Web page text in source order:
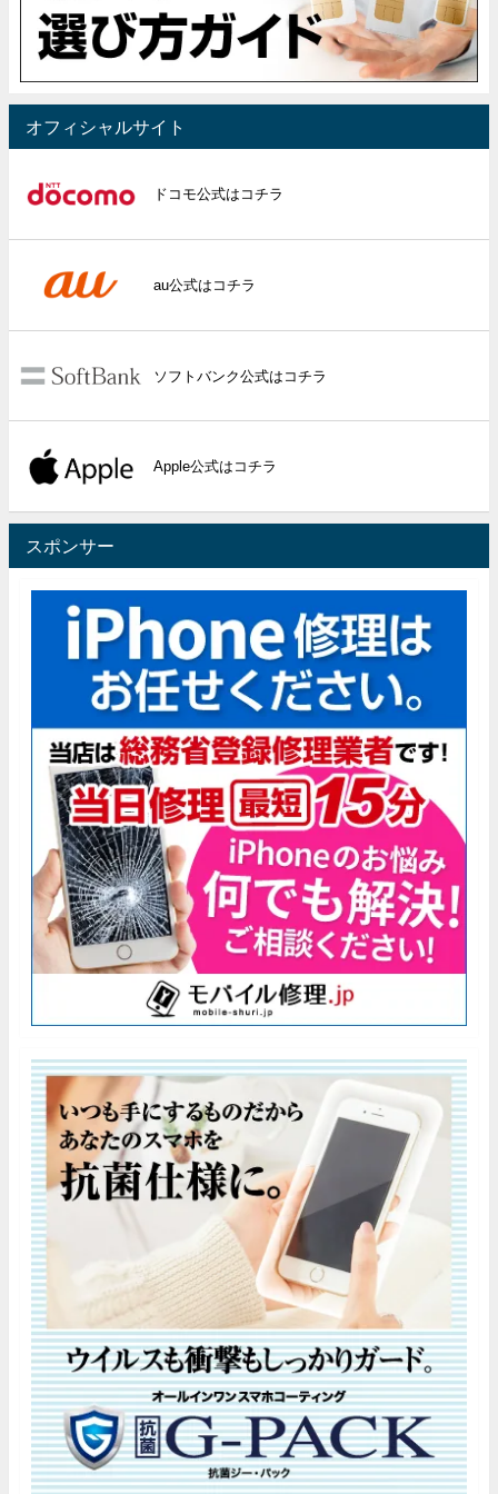
オフィシャルサイト
ドコモ公式はコチラ
au公式はコチラ
ソフトバンク公式はコチラ
Apple公式はコチラ
スポンサー